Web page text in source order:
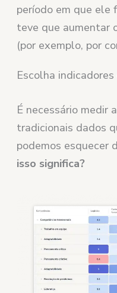
período em que ele
teve que aumentar
(por exemplo, por
Escolha
É necessário medir
tradicionais dados
podemos esquecer
isso significa?